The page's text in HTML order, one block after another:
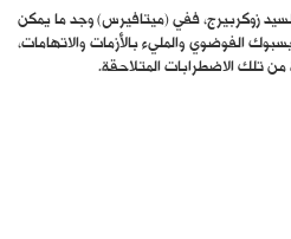
زوكربيرج، ففي (ميتافيرس) وجد ما يمكن
الفوضوي والمليء بالأزمات والاتهامات،
تلك الاضطرابات المتلاحقة.